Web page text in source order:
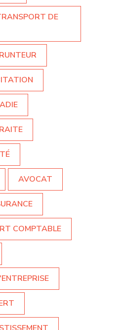
DE
AVOCAT
COMPTABLE